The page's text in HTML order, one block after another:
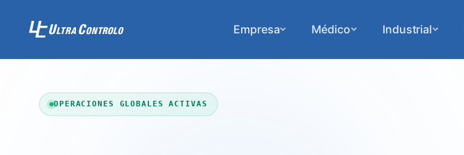
Empresa Médico Industrial
OPERACIONES GLOBALES ACTIVAS